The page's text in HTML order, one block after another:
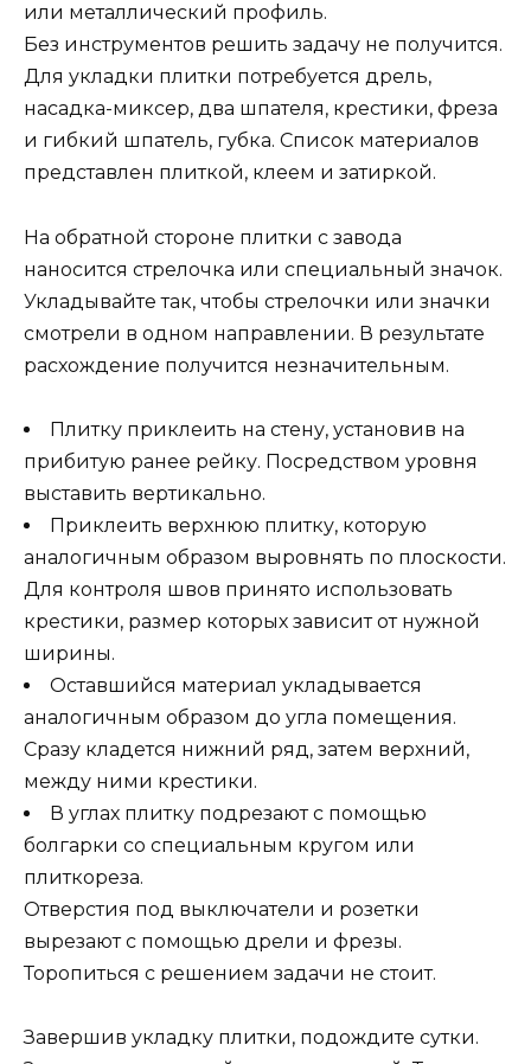
или металлический профиль.
Без инструментов решить задачу не получится.
Для укладки плитки потребуется дрель,
насадка-миксер, два шпателя, крестики, фреза
и гибкий шпатель, губка. Список материалов
представлен плиткой, клеем и затиркой.
На обратной стороне плитки с завода
наносится стрелочка или специальный значок.
Укладывайте так, чтобы стрелочки или значки
смотрели в одном направлении. В результате
расхождение получится незначительным.
Плитку приклеить на стену, установив на
прибитую ранее рейку. Посредством уровня
выставить вертикально.
Приклеить верхнюю плитку, которую
аналогичным образом выровнять по плоскости.
Для контроля швов принято использовать
крестики, размер которых зависит от нужной
ширины.
Оставшийся материал укладывается
аналогичным образом до угла помещения.
Сразу кладется нижний ряд, затем верхний,
между ними крестики.
В углах плитку подрезают с помощью
болгарки со специальным кругом или
плиткореза.
Отверстия под выключатели и розетки
вырезают с помощью дрели и фрезы.
Торопиться с решением задачи не стоит.
Завершив укладку плитки, подождите сутки.